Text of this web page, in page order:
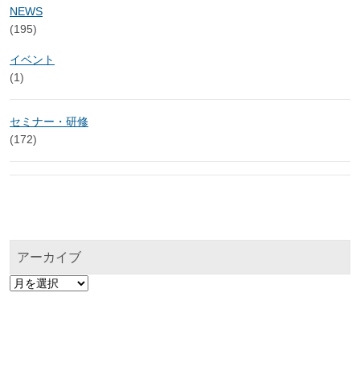
NEWS
(195)
イベント
(1)
セミナー・研修
(172)
アーカイブ
ア